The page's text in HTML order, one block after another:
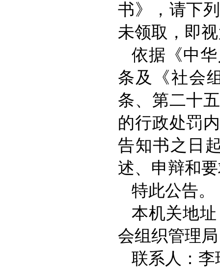
书》，请下
未领取，即
依据《中
条及《社会
条、第二十
的行政处罚
告知书之日
述、申辩和
特此公告。
本机关地
会组织管理局
联系人：李